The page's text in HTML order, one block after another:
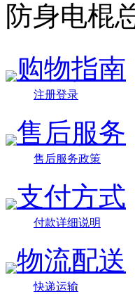
防身电棍
购物指南
注册登录
售后服务
售后服务政策
支付方式
付款详细说明
物流配送
快递运输